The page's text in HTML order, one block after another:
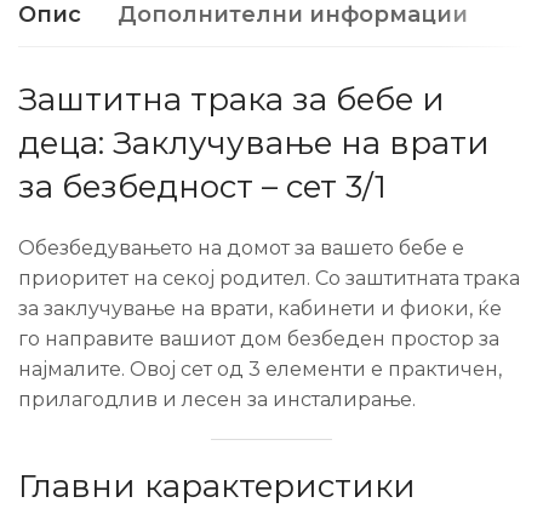
Опис Дополнителни информации
Заштитна трака за бебе и
деца: Заклучување на врати
за безбедност – сет 3/1
Обезбедувањето на домот за вашето бебе е
приоритет на секој родител. Со заштитната трака
за заклучување на врати, кабинети и фиоки, ќе
го направите вашиот дом безбеден простор за
најмалите. Овој сет од 3 елементи е практичен,
прилагодлив и лесен за инсталирање.
Главни карактеристики